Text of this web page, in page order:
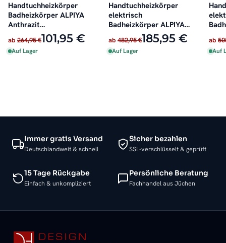
Handtuchheizkörper
Badheizkörper ALPIYA
Anthrazit
Mittelanschluss
ab 264,95 €101,95 €
Auf Lager
Handtuchheizkörper
elektrisch
Badheizkörper ALPIYA
Weiß inkl. Heizstab
ab 482,95 €185,95 €
Auf Lager
ab
Auf
Immer gratis Versand
Deutschlandweit & schnell
Sicher bezahlen
SSL-verschlüsselt & geprüft
15 Tage Rückgabe
Einfach & unkompliziert
Persönliche Beratung
Fachhandel aus Jüchen